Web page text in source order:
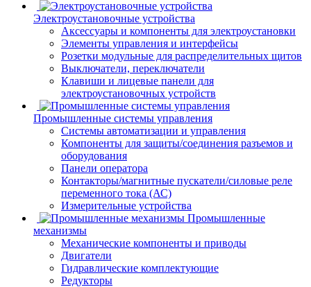
Электроустановочные устройства
Аксессуары и компоненты для электроустановки
Элементы управления и интерфейсы
Розетки модульные для распределительных щитов
Выключатели, переключатели
Клавиши и лицевые панели для
электроустановочных устройств
Промышленные системы управления
Системы автоматизации и управления
Компоненты для защиты/соединения разъемов и
оборудования
Панели оператора
Контакторы/магнитные пускатели/силовые реле
переменного тока (АС)
Измерительные устройства
Промышленные
механизмы
Механические компоненты и приводы
Двигатели
Гидравлические комплектующие
Редукторы